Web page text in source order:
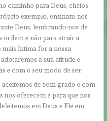
caminho para Deus, cheios
exemplo, ensinam-nos
Deus, lembrando-nos de
ordem e não para atrair a
íntima for a nossa
a sua atitude e
e com o seu modo de ser.
de bom grado e com
nos oferecem e para que nos
em Deus e Ele em